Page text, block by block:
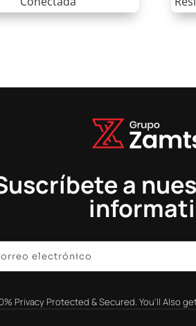
a
Privacy Protected & Secured. You'll Also